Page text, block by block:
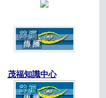
茂福知識中心